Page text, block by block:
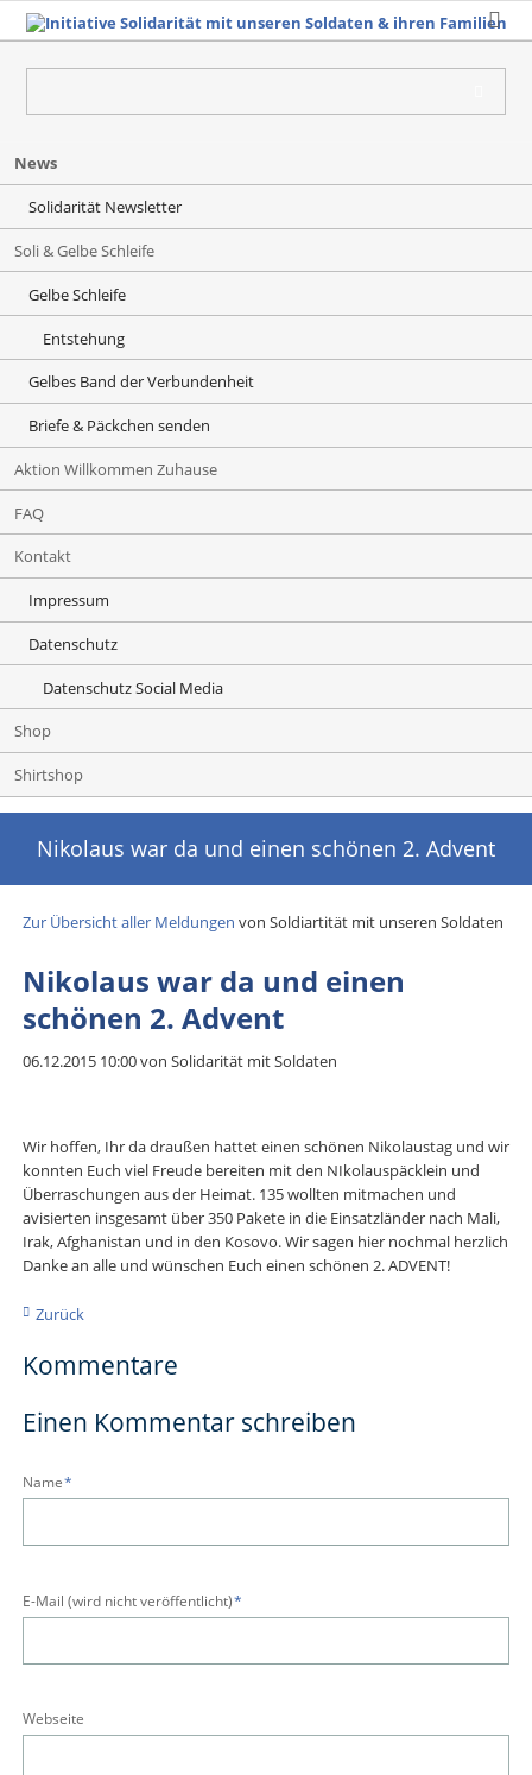
überspringen
News
Solidarität Newsletter
Soli & Gelbe Schleife
Gelbe Schleife
Entstehung
Gelbes Band der Verbundenheit
Briefe & Päckchen senden
Aktion Willkommen Zuhause
FAQ
Kontakt
Impressum
Datenschutz
Datenschutz Social Media
Shop
Shirtshop
Nikolaus war da und einen schönen 2. Advent
Zur Übersicht aller Meldungen von Soldiartität mit unseren Soldaten
Nikolaus war da und einen
schönen 2. Advent
06.12.2015 10:00von Solidarität mit Soldaten
Wir hoffen, Ihr da draußen hattet einen schönen Nikolaustag und wir
konnten Euch viel Freude bereiten mit den NIkolauspäcklein und
Überraschungen aus der Heimat. 135 wollten mitmachen und
avisierten insgesamt über 350 Pakete in die Einsatzländer nach Mali,
Irak, Afghanistan und in den Kosovo. Wir sagen hier nochmal herzlich
Danke an alle und wünschen Euch einen schönen 2. ADVENT!
Zurück
Kommentare
Einen Kommentar schreiben
Pflichtfeld
Name*
Pflichtfeld
E-Mail (wird nicht veröffentlicht)*
Webseite